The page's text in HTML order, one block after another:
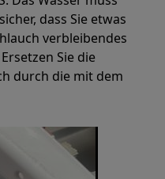
dass Sie etwas
verbleibendes
Sie die
durch die mit dem